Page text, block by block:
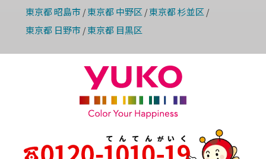
東京都 昭島市/ 東京都 中野区 / 東京都 杉並区 /
東京都 日野市/ 東京都 目黒区